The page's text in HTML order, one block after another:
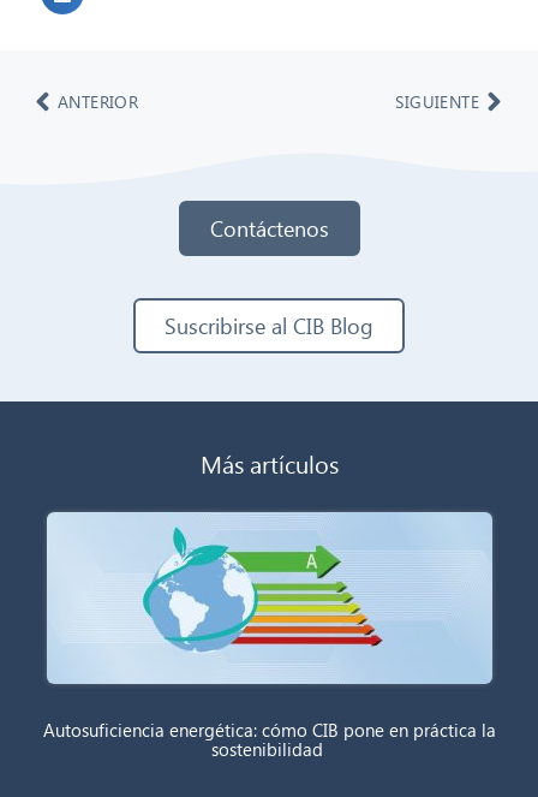
ANTERIOR SIGUIENTE
Contáctenos
Suscribirse al CIB Blog
Más artículos
Autosuficiencia energética: cómo CIB pone en práctica la
sostenibilidad